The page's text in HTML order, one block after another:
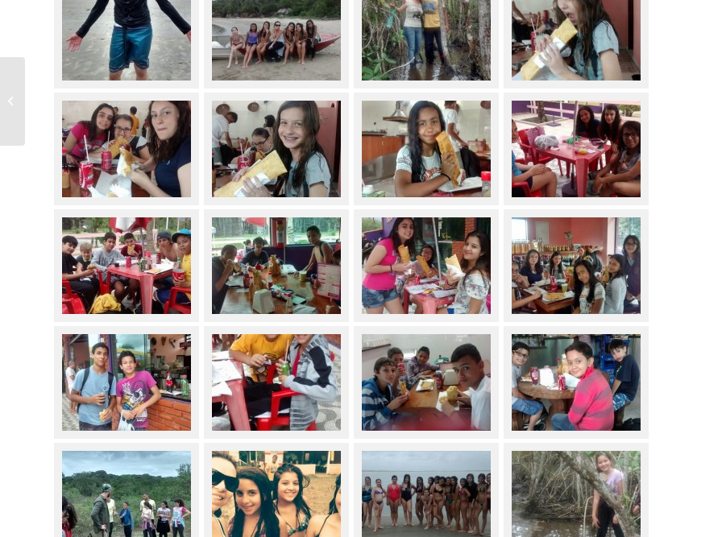
“Me gusta leer libros”
ano praticando a
Língua...